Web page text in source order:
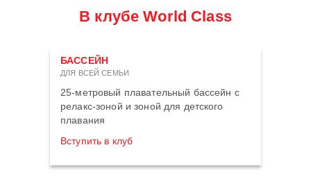
В клубе World Class
БАССЕЙН
ДЛЯ ВСЕЙ СЕМЬИ
25-метровый плавательный бассейн с
релакс-зоной и зоной для детского
плавания
Вступить в клуб